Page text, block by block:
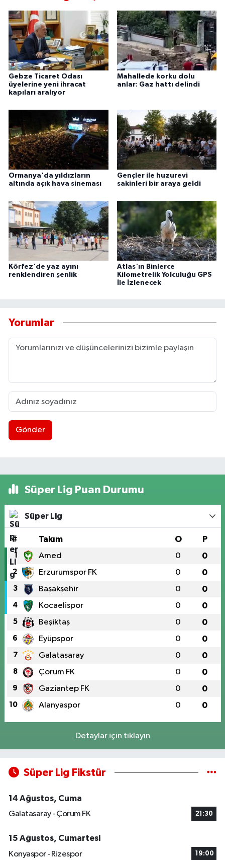
Gebze Ticaret Odası
üyelerine yeni ihracat
kapıları aralıyor
Mahallede korku dolu
anlar: Gaz hattı delindi
Ormanya'da yıldızların
altında açık hava sineması
Gençler ile huzurevi
sakinleri bir araya geldi
Körfez'de yaz ayını
renklendiren şenlik
Atlas'ın Binlerce
Kilometrelik Yolculuğu GPS
İle İzlenecek
Yorumlar
Gönder
Süper Lig Puan Durumu
Süper Lig
# Takım O P
1 Amed 0 0
2 Erzurumspor FK 0 0
3 Başakşehir 0 0
4 Kocaelispor 0 0
5 Beşiktaş 0 0
6 Eyüpspor 0 0
7 Galatasaray 0 0
8 Çorum FK 0 0
9 Gaziantep FK 0 0
10 Alanyaspor 0 0
Detaylar için tıklayın
Süper Lig Fikstür
14 Ağustos, Cuma
Galatasaray - Çorum FK
21:30
15 Ağustos, Cumartesi
Konyaspor - Rizespor
19:00